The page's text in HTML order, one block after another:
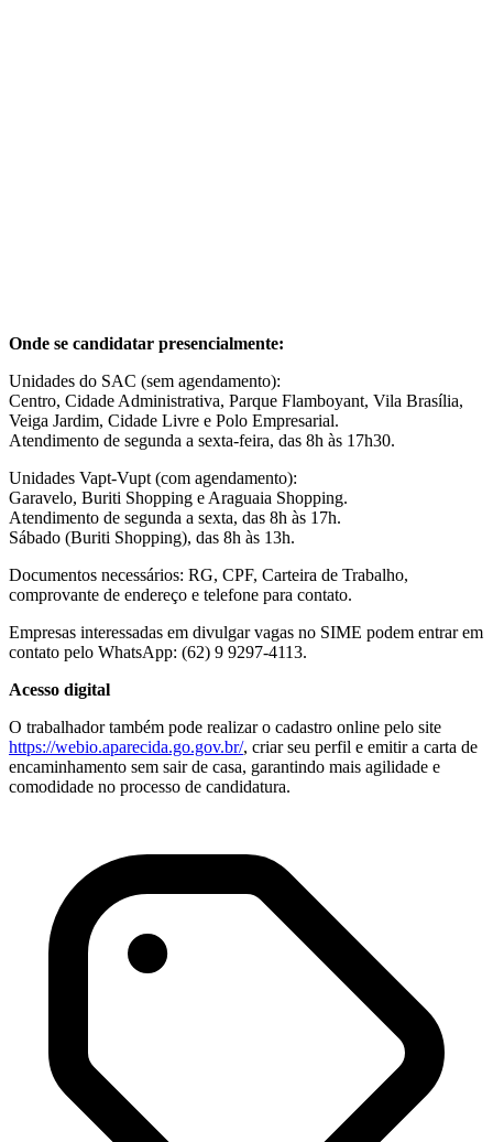
Onde se candidatar presencialmente:
Unidades do SAC (sem agendamento):
Centro, Cidade Administrativa, Parque Flamboyant, Vila Brasília,
Veiga Jardim, Cidade Livre e Polo Empresarial.
Atendimento de segunda a sexta-feira, das 8h às 17h30.
Unidades Vapt-Vupt (com agendamento):
Garavelo, Buriti Shopping e Araguaia Shopping.
Atendimento de segunda a sexta, das 8h às 17h.
Sábado (Buriti Shopping), das 8h às 13h.
Documentos necessários: RG, CPF, Carteira de Trabalho,
comprovante de endereço e telefone para contato.
Empresas interessadas em divulgar vagas no SIME podem entrar em
contato pelo WhatsApp: (62) 9 9297-4113.
Acesso digital
O trabalhador também pode realizar o cadastro online pelo site
https://webio.aparecida.go.gov.br/, criar seu perfil e emitir a carta de
encaminhamento sem sair de casa, garantindo mais agilidade e
comodidade no processo de candidatura.